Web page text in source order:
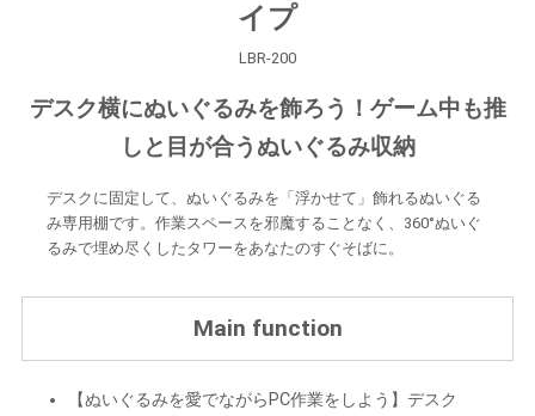
イプ
LBR-200
デスク横にぬいぐるみを飾ろう！ゲーム中も推
しと目が合うぬいぐるみ収納
デスクに固定して、ぬいぐるみを「浮かせて」飾れるぬいぐる
み専用棚です。作業スペースを邪魔することなく、360°ぬいぐ
るみで埋め尽くしたタワーをあなたのすぐそばに。
Main function
【ぬいぐるみを愛でながらPC作業をしよう】デスク